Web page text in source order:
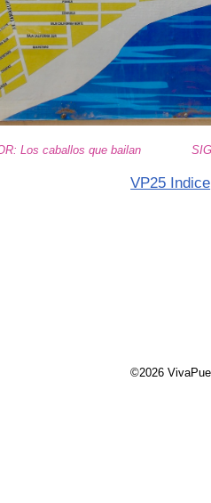
Los caballos que bailan
VP25 Indice
©2026